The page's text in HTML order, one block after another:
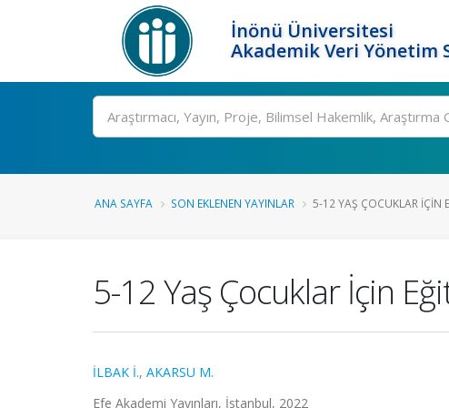
İnönü Üniversitesi
Akademik Veri Yönetim
Ara
ANA SAYFA SON EKLENEN YAYINLAR 5-12 YAŞ ÇOCUKLAR İÇIN
5-12 Yaş Çocuklar İçin
İLBAK İ., AKARSU M.
Efe Akademi Yayınları, İstanbul, 2022